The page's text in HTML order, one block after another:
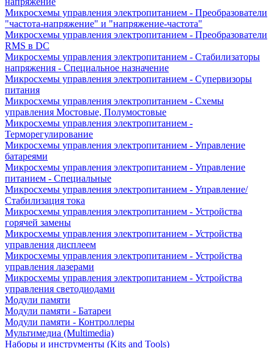
Микросхемы управления электропитанием - Преобразователи
"частота-напряжение" и "напряжение-частота"
Микросхемы управления электропитанием - Преобразователи
RMS в DC
Микросхемы управления электропитанием - Стабилизаторы
напряжения - Специальное назначение
Микросхемы управления электропитанием - Супервизоры
питания
Микросхемы управления электропитанием - Схемы
управления Мостовые, Полумостовые
Микросхемы управления электропитанием -
Терморегулирование
Микросхемы управления электропитанием - Управление
батареями
Микросхемы управления электропитанием - Управление
питанием - Специальные
Микросхемы управления электропитанием - Управление/
Стабилизация тока
Микросхемы управления электропитанием - Устройства
горячей замены
Микросхемы управления электропитанием - Устройства
управления дисплеем
Микросхемы управления электропитанием - Устройства
управления лазерами
Микросхемы управления электропитанием - Устройства
управления светодиодами
Модули памяти
Модули памяти - Батареи
Модули памяти - Контроллеры
Мультимедиа (Multimedia)
Наборы и инструменты (Kits and Tools)